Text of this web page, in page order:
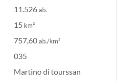
11.526ab.
15 km²
757,60ab./km²
035
Martino di tourssan